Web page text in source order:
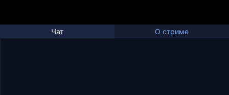
Чат О стриме